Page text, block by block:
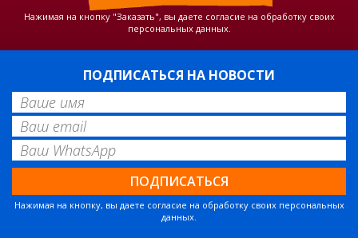
Нажимая на кнопку "Заказать", вы даете согласие на обработку своих
персональных данных.
ПОДПИСАТЬСЯ НА НОВОСТИ
Нажимая на кнопку, вы даете согласие на обработку своих персональных
данных.